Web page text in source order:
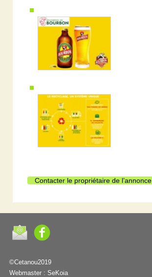
Contacter le propriétaire de l’annonce
©Cetanou2019
Webmaster : SeKoia